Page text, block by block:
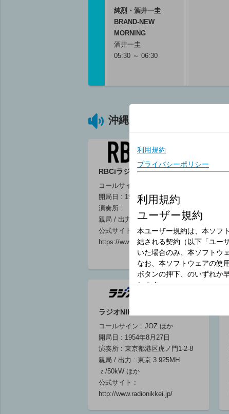
06
純烈・酒井一圭
BRAND-NEW
MORNING
酒井一圭
05:30 ～ 06:30
沖縄県のラジオ放送局
RBCiラジオ
コールサイン :
開局日 : 1954年10月1日
演奏所 :
親局 / 出力 :
公式サイト :
https://www.rbc.co.jp/
ラジオNIKKEI第1
コールサイン : JOZ ほか
開局日 : 1954年8月27日
演奏所 : 東京都港区虎ノ門1-2-8
親局 / 出力 : 東京 3.925MH
ｚ/50kW ほか
公式サイト :
http://www.radionikkei.jp/